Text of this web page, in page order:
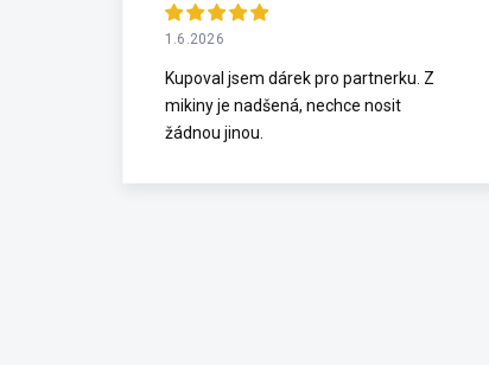
1.6.2026
Kupoval jsem dárek pro partnerku. Z
mikiny je nadšená, nechce nosit
žádnou jinou.